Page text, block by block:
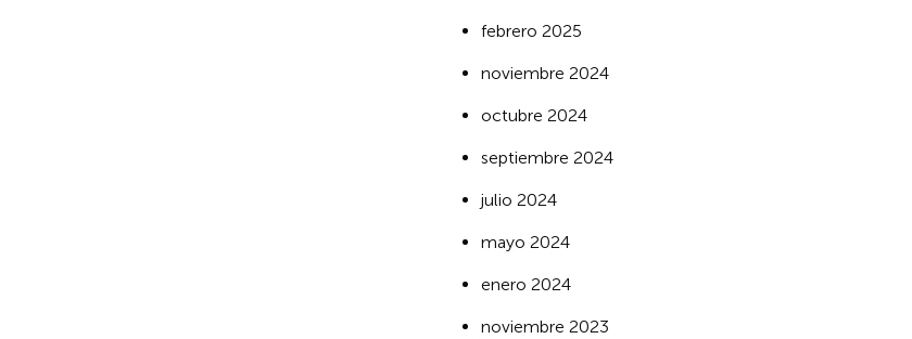
febrero 2025
noviembre 2024
octubre 2024
septiembre 2024
julio 2024
mayo 2024
enero 2024
noviembre 2023